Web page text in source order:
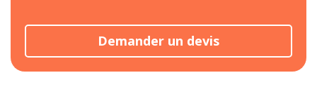
Demander un devis